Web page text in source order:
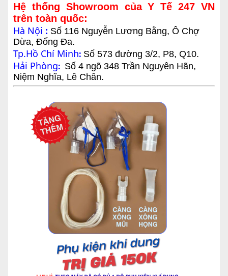
Hệ thống Showroom của Y Tế 247 VN
trên toàn quốc:
Hà Nội : Số 116 Nguyễn Lương Bằng, Ô Chợ
Dừa, Đống Đa.
Tp.Hồ Chí Minh: Số 573 đường 3/2, P8, Q10.
Hải Phòng: Số 4 ngõ 348 Trần Nguyên Hãn,
Niệm Nghĩa, Lê Chân.